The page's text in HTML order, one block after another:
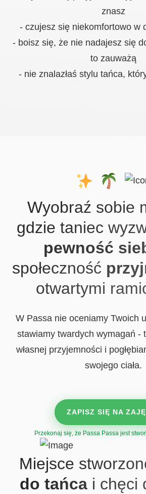
znasz
- czujesz się niekomfortowo w
- boisz się, że nie nadajesz się
to zauważą
- nie znalazłaś stylu tańca,
Wyobraź sobie
gdzie taniec
pewność
społeczność
otwartymi
W Passa nie oceniamy Twoich
stawiamy twardych wymagań -
własnej przyjemności i
swojego ciała.
ZAPISZ SIĘ NA
Przekonaj się, że Passa Passa jest
Miejsce
do tańca i chęci